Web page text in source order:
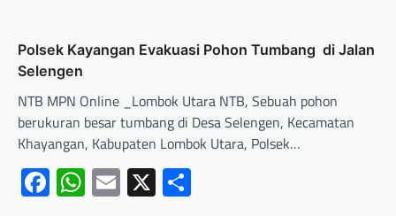
Polsek Kayangan Evakuasi Pohon Tumbang di Jalan
Selengen
NTB MPN Online _Lombok Utara NTB, Sebuah pohon
berukuran besar tumbang di Desa Selengen, Kecamatan
Khayangan, Kabupaten Lombok Utara, Polsek…
Facebook
WhatsApp
Email
X